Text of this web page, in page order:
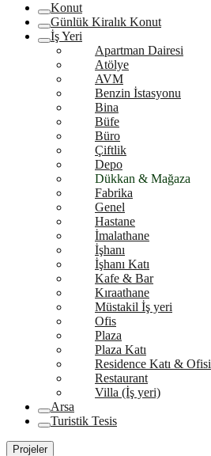
Konut
Günlük Kiralık Konut
İş Yeri
Apartman Dairesi
Atölye
AVM
Benzin İstasyonu
Bina
Büfe
Büro
Çiftlik
Depo
Dükkan & Mağaza
Fabrika
Genel
Hastane
İmalathane
İşhanı
İşhanı Katı
Kafe & Bar
Kıraathane
Müstakil İş yeri
Ofis
Plaza
Plaza Katı
Residence Katı & Ofisi
Restaurant
Villa (İş yeri)
Arsa
Turistik Tesis
Projeler